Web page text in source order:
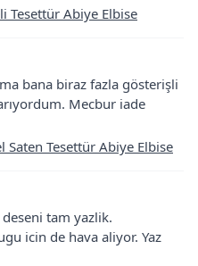
Tesettür Abiye Elbise
bana biraz fazla gösterişli
Mecbur iade
Saten Tesettür Abiye Elbise
tam yazlik.
icin de hava aliyor. Yaz